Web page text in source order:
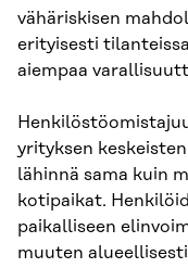
vähäriskisen
erityisesti
aiempaa
yrityksen
lähinnä sama kuin
kotipaikat.
paikalliseen
muuten